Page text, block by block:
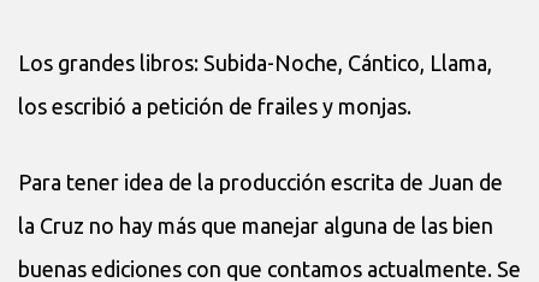
Los grandes libros: Subida-Noche, Cántico, Llama,
los escribió a petición de frailes y monjas.
Para tener idea de la producción escrita de Juan de
la Cruz no hay más que manejar alguna de las bien
buenas ediciones con que contamos actualmente. Se